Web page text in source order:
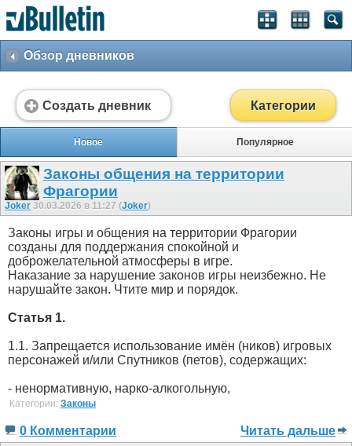
Обзор дневников
Создать дневник Категории
Новое Популярное
Законы общения на территории
Фрагории
Joker 30.03.2026 в 11:27 (Joker)
Законы игры и общения на территории Фрагории
созданы для поддержания спокойной и
доброжелательной атмосферы в игре.
Наказание за нарушение законов игры неизбежно. Не
нарушайте закон. Чтите мир и порядок.
Статья 1.
1.1. Запрещается использование имён (ников) игровых
персонажей и/или Спутников (петов), содержащих:
- ненормативную, нарко-алкогольную,
Категории: Законы
0 Комментарии Читать дальше